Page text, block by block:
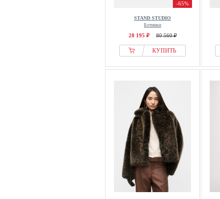
-65%
STAND STUDIO
Ботинки
28 195 ₽ 80 560 ₽
КУПИТЬ